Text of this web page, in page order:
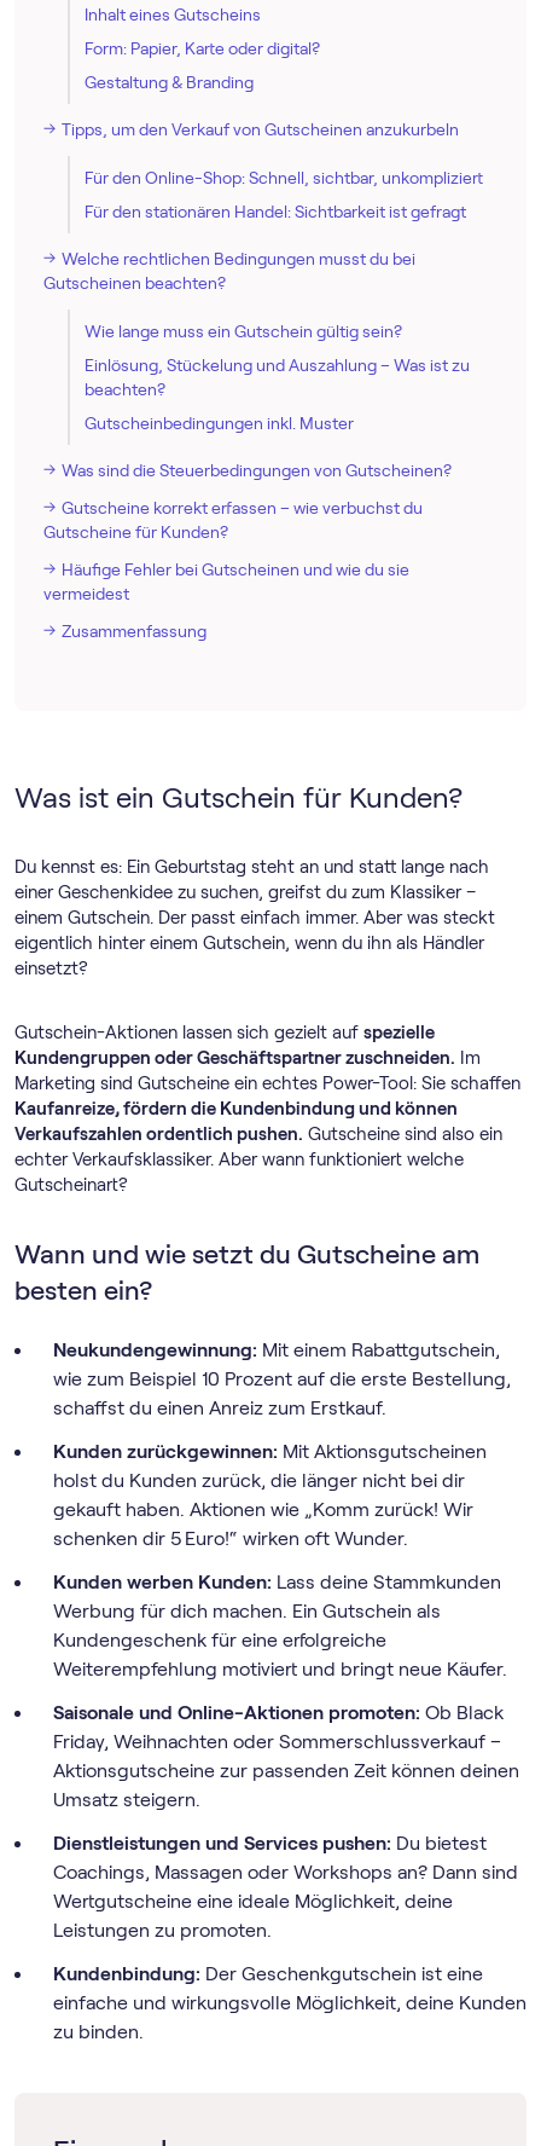
Inhalt eines Gutscheins
Form: Papier, Karte oder digital?
Gestaltung & Branding
Tipps, um den Verkauf von Gutscheinen anzukurbeln
Für den Online-Shop: Schnell, sichtbar, unkompliziert
Für den stationären Handel: Sichtbarkeit ist gefragt
Welche rechtlichen Bedingungen musst du bei
Gutscheinen beachten?
Wie lange muss ein Gutschein gültig sein?
Einlösung, Stückelung und Auszahlung – Was ist zu
beachten?
Gutscheinbedingungen inkl. Muster
Was sind die Steuerbedingungen von Gutscheinen?
Gutscheine korrekt erfassen – wie verbuchst du
Gutscheine für Kunden?
Häufige Fehler bei Gutscheinen und wie du sie
vermeidest
Zusammenfassung
Was ist ein Gutschein für Kunden?
Du kennst es: Ein Geburtstag steht an und statt lange nach
einer Geschenkidee zu suchen, greifst du zum Klassiker –
einem Gutschein. Der passt einfach immer. Aber was steckt
eigentlich hinter einem Gutschein, wenn du ihn als Händler
einsetzt?
Gutschein-Aktionen lassen sich gezielt auf spezielle
Kundengruppen oder Geschäftspartner zuschneiden. Im
Marketing sind Gutscheine ein echtes Power-Tool: Sie schaffen
Kaufanreize, fördern die Kundenbindung und können
Verkaufszahlen ordentlich pushen. Gutscheine sind also ein
echter Verkaufsklassiker. Aber wann funktioniert welche
Gutscheinart?
Wann und wie setzt du Gutscheine am
besten ein?
Neukundengewinnung: Mit einem Rabattgutschein,
wie zum Beispiel 10 Prozent auf die erste Bestellung,
schaffst du einen Anreiz zum Erstkauf.
Kunden zurückgewinnen: Mit Aktionsgutscheinen
holst du Kunden zurück, die länger nicht bei dir
gekauft haben. Aktionen wie „Komm zurück! Wir
schenken dir 5 Euro!“ wirken oft Wunder.
Kunden werben Kunden: Lass deine Stammkunden
Werbung für dich machen. Ein Gutschein als
Kundengeschenk für eine erfolgreiche
Weiterempfehlung motiviert und bringt neue Käufer.
Saisonale und Online-Aktionen promoten: Ob Black
Friday, Weihnachten oder Sommerschlussverkauf –
Aktionsgutscheine zur passenden Zeit können deinen
Umsatz steigern.
Dienstleistungen und Services pushen: Du bietest
Coachings, Massagen oder Workshops an? Dann sind
Wertgutscheine eine ideale Möglichkeit, deine
Leistungen zu promoten.
Kundenbindung: Der Geschenkgutschein ist eine
einfache und wirkungsvolle Möglichkeit, deine Kunden
zu binden.